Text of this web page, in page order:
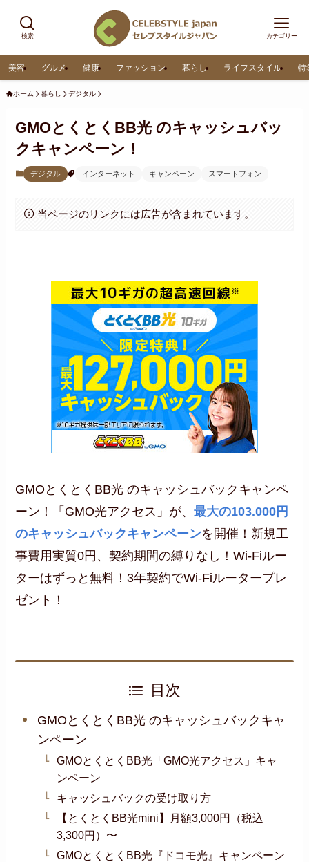
検索 カテゴリー
美容 グルメ 健康 ファッション 暮らし ライフスタイル 特
ホーム 暮らし デジタル
GMOとくとくBB光 のキャッシュバッ
クキャンペーン！
デジタル インターネット キャンペーン スマートフォン
当ページのリンクには広告が含まれています。
GMOとくとくBB光 のキャッシュバックキャンペ
ーン！「GMO光アクセス」が、最大の103.000円
のキャッシュバックキャンペーンを開催！新規工
事費用実質0円、契約期間の縛りなし！Wi-Fiルー
ターはずっと無料！3年契約でWi-Fiルータープレ
ゼント！
目次
GMOとくとくBB光 のキャッシュバックキャ
ンペーン
GMOとくとくBB光「GMO光アクセス」キャ
ンペーン
キャッシュバックの受け取り方
【とくとくBB光mini】月額3,000円（税込
3,300円）〜
GMOとくとくBB光『ドコモ光』キャンペーン